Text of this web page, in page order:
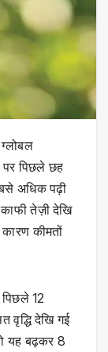
पर पिछले छह
अधिक पढ़ी
तेज़ी देखि
कीमतों
पिछले 12
वृद्धि देखि गई
यह बढ़कर 8